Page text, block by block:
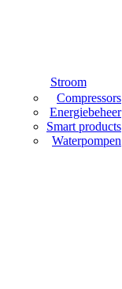
Stroom
Compressors
Energiebeheer
Smart products
Waterpompen